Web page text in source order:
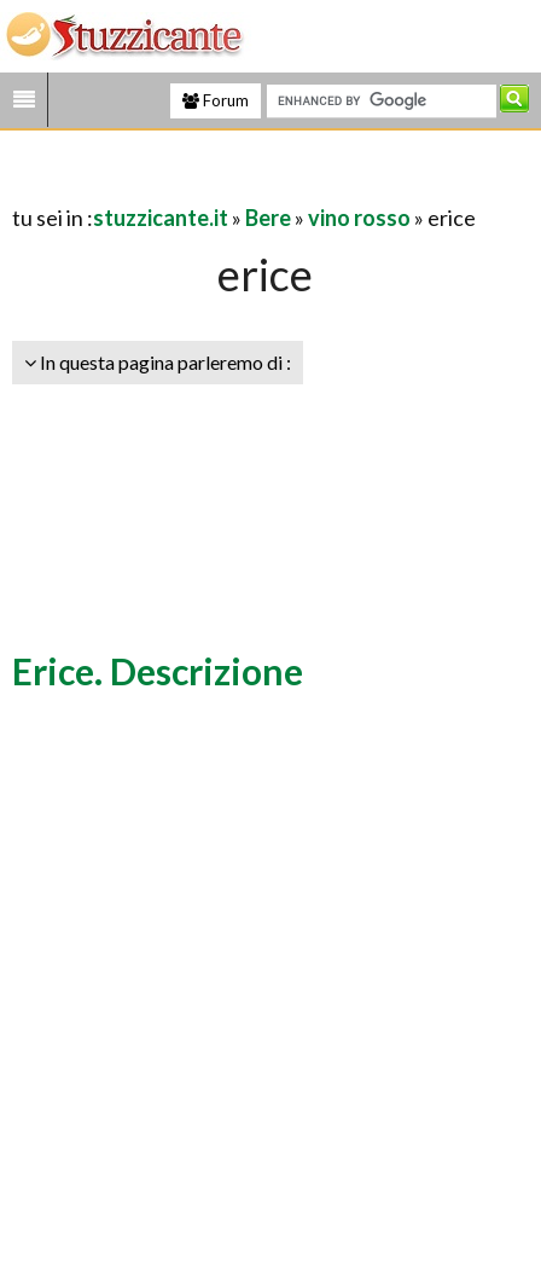
Forum
tu sei in :stuzzicante.it » Bere»vino rosso » erice
erice
In questa pagina parleremo di :
Erice. Descrizione